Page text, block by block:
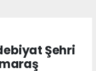
Şehri